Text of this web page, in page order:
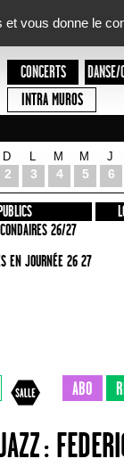
vous donne le
CONCERTS DANSE/
INTRA MUROS
D
2 3
M
4
M
5
J
6
PUBLICS
26/27
EN JOURNÉE 26 27
ABO
: